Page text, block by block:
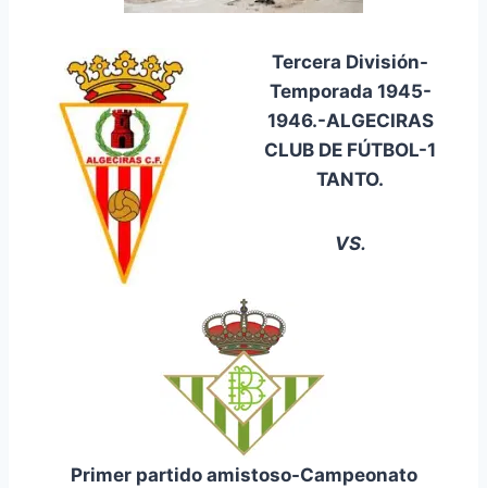
Tercera División-
Temporada 1945-
1946.-ALGECIRAS
CLUB DE FÚTBOL-1
TANTO.
VS.
Primer partido amistoso-Campeonato